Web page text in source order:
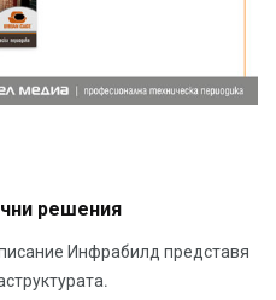
решения
Инфрабилд представя